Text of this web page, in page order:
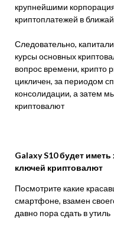
крупнейшими
криптоплатежей в
Следовательно,
курсы основных
вопрос времени, крипто
цикличен, за периодом
консолидации, а затем
криптовалют
Galaxy S10 будет
ключей криптовалют
Посмотрите какие
смартфоне, взамен
давно пора сдать в утиль